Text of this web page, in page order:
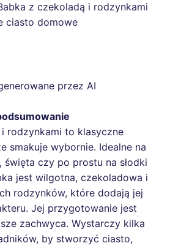
z czekoladą i rodzynkami
ciasto domowe
przez AI
rodzynkami to klasyczne
smakuje wybornie. Idealne na
święta czy po prostu na słodki
jest wilgotna, czekoladowa i
rodzynków, które dodają jej
Jej przygotowanie jest
zachwyca. Wystarczy kilka
by stworzyć ciasto,